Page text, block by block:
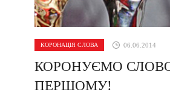
КОРОНАЦІЯ СЛОВА 06.06.2014
КОРОНУЄМО
ПЕРШОМУ!